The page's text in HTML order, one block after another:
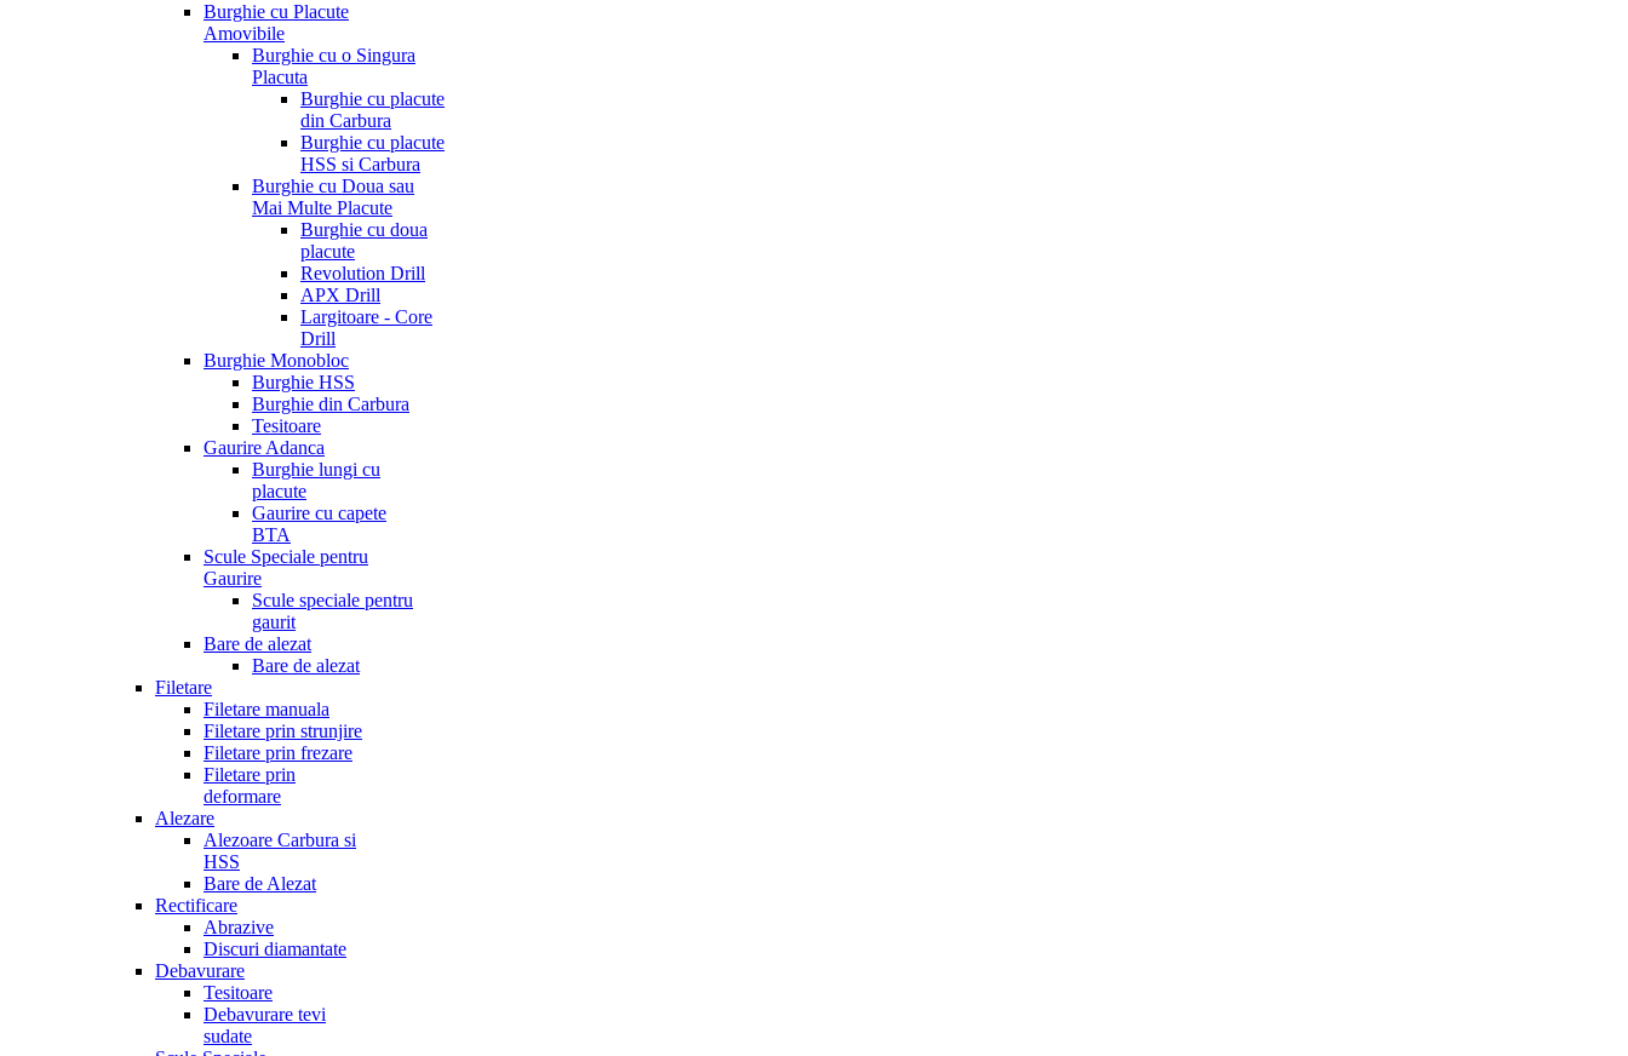
Burghie cu Placute
Amovibile
Burghie cu o Singura
Placuta
Burghie cu placute
din Carbura
Burghie cu placute
HSS si Carbura
Burghie cu Doua sau
Mai Multe Placute
Burghie cu doua
placute
Revolution Drill
APX Drill
Largitoare - Core
Drill
Burghie Monobloc
Burghie HSS
Burghie din Carbura
Tesitoare
Gaurire Adanca
Burghie lungi cu
placute
Gaurire cu capete
BTA
Scule Speciale pentru
Gaurire
Scule speciale pentru
gaurit
Bare de alezat
Bare de alezat
Filetare
Filetare manuala
Filetare prin strunjire
Filetare prin frezare
Filetare prin
deformare
Alezare
Alezoare Carbura si
HSS
Bare de Alezat
Rectificare
Abrazive
Discuri diamantate
Debavurare
Tesitoare
Debavurare tevi
sudate